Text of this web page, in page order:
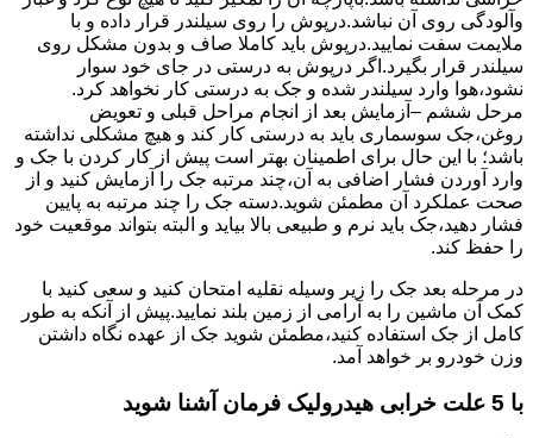
وآلودگی روی آن نباشد.درپوش را روی سیلندر قرار داده و با
ملایمت سفت نمایید.درپوش باید کاملا صاف و بدون مشکل روی
سیلندر قرار بگیرد.اگر درپوش به درستی در جای خود سوار
نشود،هوا وارد سیلندر شده و جک به درستی کار نخواهد کرد.
مرحل ششم –آزمایش بعد از انجام مراحل قبلی و تعویض
روغن،جک سوسماری باید به درستی کار کند و هیچ مشکلی نداشته
باشد؛ با این حال برای اطمینان بهتر است پیش از کار کردن با جک و
وارد آوردن فشار اضافی به آن،چند مرتبه جک را آزمایش کنید و از
صحت عملکرد آن مطمئن شوید.دسته جک را چند مرتبه به پایین
فشار دهید،جک باید نرم و طبیعی بالا بیاید و البته بتواند موقعیت خود
را حفظ کند.
در مرحله بعد جک را زیر وسیله نقلیه امتحان کنید و سعی کنید با
کمک آن ماشین را به آرامی از زمین بلند نمایید.پیش از آنکه به طور
کامل از جک استفاده کنید،مطمئن شوید جک از عهده نگاه داشتن
وزن خودرو بر خواهد آمد.
با 5 علت خرابی هیدرولیک فرمان آشنا شوید